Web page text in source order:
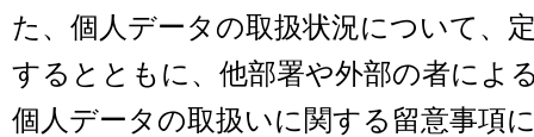
た、個人データの取扱状況について、
するとともに、他部署や外部の者によ
個人データの取扱いに関する留意事項